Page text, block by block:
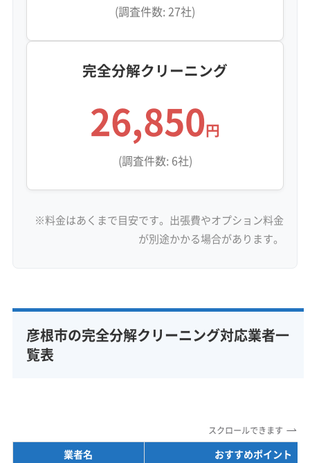
(調査件数: 27社)
完全分解クリーニング
26,850円
(調査件数: 6社)
※料金はあくまで目安です。出張費やオプション料金
が別途かかる場合があります。
彦根市の完全分解クリーニング対応業者一
覧表
スクロールできます
業者名 おすすめポイント